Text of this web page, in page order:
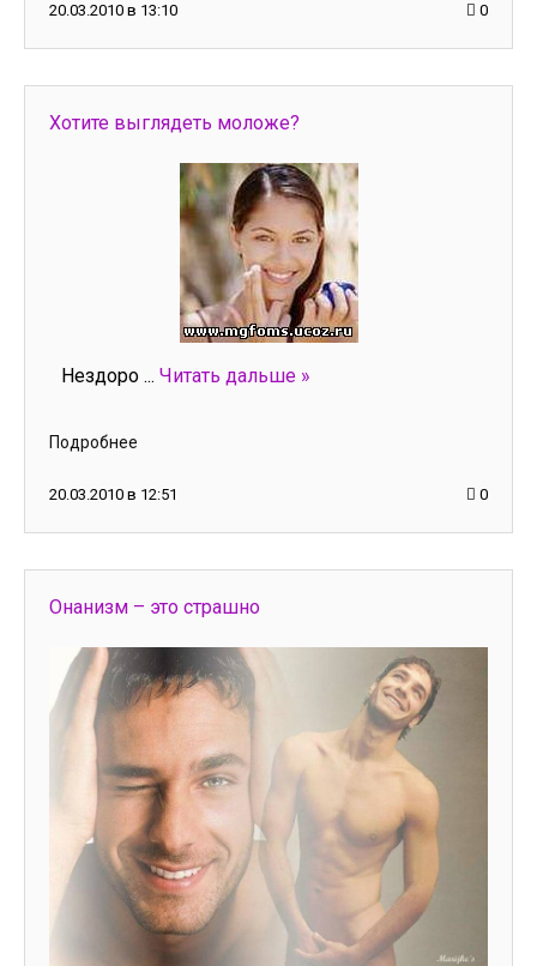
20.03.2010 в 13:10 0
Хотите выглядеть моложе?
Нездоро ... Читать дальше »
Подробнее
20.03.2010 в 12:51 0
Онанизм – это страшно